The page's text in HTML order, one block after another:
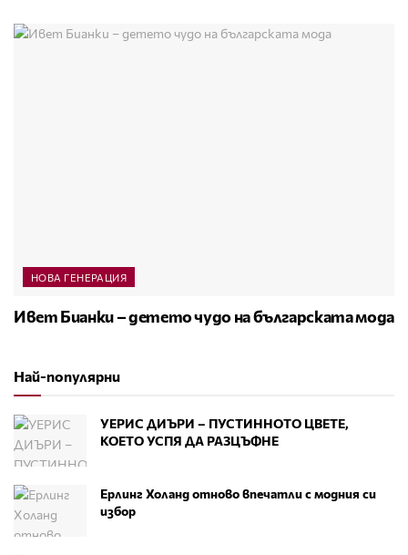
НОВА ГЕНЕРАЦИЯ
Ивет Бианки – детето чудо на българската мода
Най-популярни
УЕРИС ДИЪРИ – ПУСТИННОТО ЦВЕТЕ,
КОЕТО УСПЯ ДА РАЗЦЪФНЕ
Ерлинг Холанд отново впечатли с модния си
избор